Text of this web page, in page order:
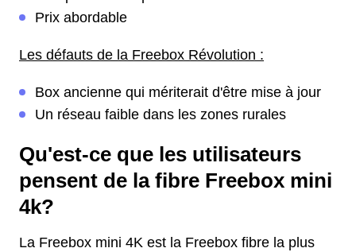
Prix abordable
Les défauts de la Freebox Révolution :
Box ancienne qui mériterait d'être mise à jour
Un réseau faible dans les zones rurales
Qu'est-ce que les utilisateurs
pensent de la fibre Freebox mini
4k?
La Freebox mini 4K est la Freebox fibre la plus